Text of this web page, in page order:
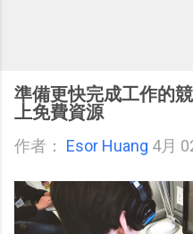
準備更快完成工作的
上免費資源
作者： Esor Huang 4月